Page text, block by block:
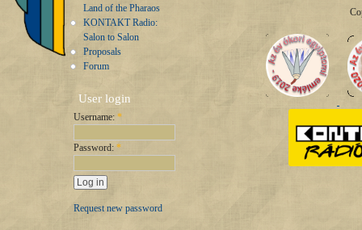
Land of the Pharaos
KONTAKT Radio:
Salon to Salon
Proposals
Forum
User login
Username: *
Password: *
Request new password